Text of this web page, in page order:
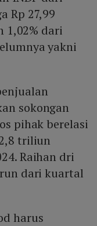
Rp 27,99
1,02% dari
yakni
sokongan
pihak berelasi
triliun
Raihan dri
dari kuartal
harus